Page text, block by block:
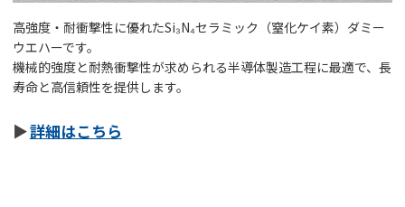
高強度・耐衝撃性に優れたSi₃N₄セラミック（窒化ケイ素）ダミー
ウエハーです。
機械的強度と耐熱衝撃性が求められる半導体製造工程に最適で、長
寿命と高信頼性を提供します。
詳細はこちら